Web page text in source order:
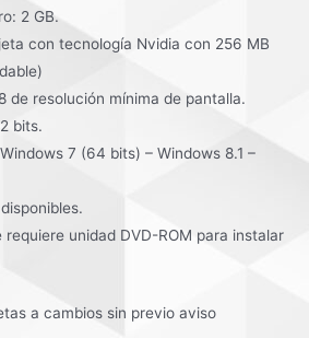
2 GB.
con tecnología Nvidia con 256 MB
de resolución mínima de pantalla.
bits.
7 (64 bits) – Windows 8.1 –
requiere unidad DVD-ROM para instalar
a cambios sin previo aviso